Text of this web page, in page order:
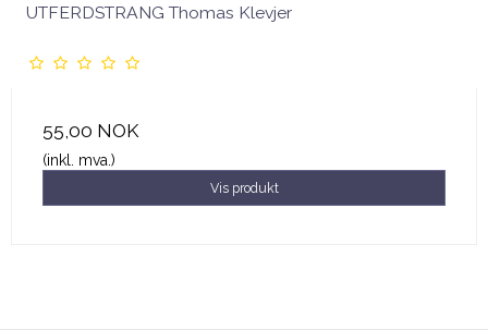
UTFERDSTRANG Thomas Klevjer
55,00 NOK
(inkl. mva.)
Vis produkt